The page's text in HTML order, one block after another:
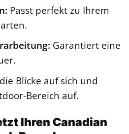
Passt perfekt zu Ihrem
Garantiert eine
Blicke auf sich und
Bereich auf.
Ihren Canadian